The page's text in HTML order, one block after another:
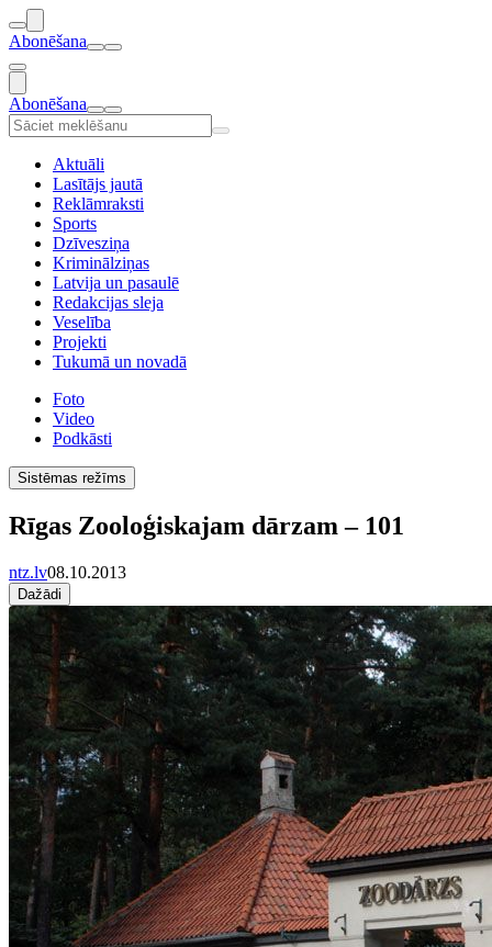
Abonēšana
Abonēšana
Aktuāli
Lasītājs jautā
Reklāmraksti
Sports
Dzīvesziņa
Kriminālziņas
Latvija un pasaulē
Redakcijas sleja
Veselība
Projekti
Tukumā un novadā
Foto
Video
Podkāsti
Sistēmas režīms
Rīgas Zooloģiskajam dārzam – 101
ntz.lv08.10.2013
Dažādi